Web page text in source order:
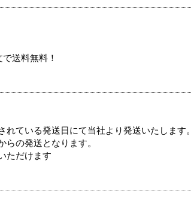
送料無料！
ている発送日にて当社より発送いたします。
の発送となります。
ただけます